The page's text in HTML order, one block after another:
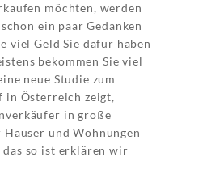
möchten, werden
ein paar Gedanken
viel Geld Sie dafür haben
bekommen Sie viel
neue Studie zum
in Österreich zeigt,
in große
und Wohnungen
das so ist erklären wir